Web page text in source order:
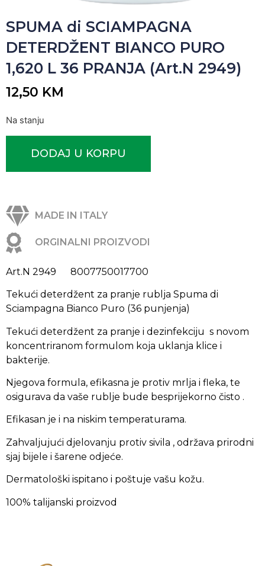
SPUMA di SCIAMPAGNA
DETERDŽENT BIANCO PURO
1,620 L 36 PRANJA (Art.N 2949)
12,50 KM
Na stanju
DODAJ U KORPU
MADE IN ITALY
ORGINALNI PROIZVODI
Art.N 2949 8007750017700
Tekući deterdžent za pranje rublja Spuma di
Sciampagna Bianco Puro (36 punjenja)
Tekući deterdžent za pranje i dezinfekciju s novom
koncentriranom formulom koja uklanja klice i
bakterije.
Njegova formula, efikasna je protiv mrlja i fleka, te
osigurava da vaše rublje bude besprijekorno čisto .
Efikasan je i na niskim temperaturama.
Zahvaljujući djelovanju protiv sivila , održava prirodni
sjaj bijele i šarene odjeće.
Dermatološki ispitano i poštuje vašu kožu.
100% talijanski proizvod